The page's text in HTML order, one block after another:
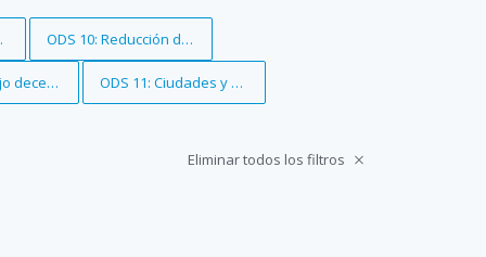
consumo responsables
Eliminar filtro
ODS 10: Reducción de las desigualdades
decente y crecimiento económico
Eliminar filtro
ODS 11: Ciudades y comunidades sostenibles
Eliminar todos los filtros